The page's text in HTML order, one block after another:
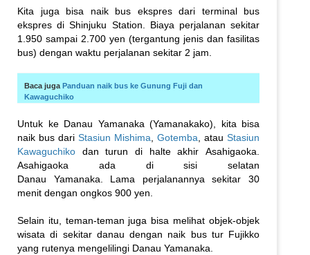
Kita juga bisa naik bus ekspres dari terminal bus
ekspres di Shinjuku Station. Biaya perjalanan sekitar
1.950 sampai 2.700 yen (tergantung jenis dan fasilitas
bus) dengan waktu perjalanan sekitar 2 jam.
Baca juga Panduan naik bus ke Gunung Fuji dan
Kawaguchiko
Untuk ke Danau Yamanaka (Yamanakako), kita bisa
naik bus dari Stasiun Mishima Gotemba , atau Stasiun
Kawaguchiko dan turun di halte akhir Asahigaoka.
Asahigaoka ada di sisi selatan
Danau Yamanaka. Lama perjalanannya sekitar 30
menit dengan ongkos 900 yen.
Selain itu, teman-teman juga bisa melihat objek-objek
wisata di sekitar danau dengan naik bus tur Fujikko
yang rutenya mengelilingi Danau Yamanaka.